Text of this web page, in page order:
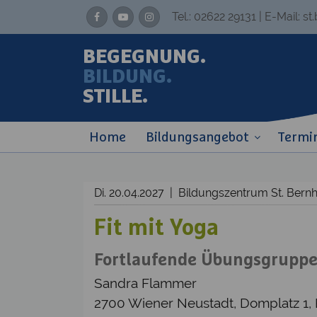
Tel.: 02622 29131 | E-Mail:
BEGEGNUNG.
BILDUNG.
STILLE.
Home Bildungsangebot
Di. 20.04.2027 | Bildungszentrum St.
Fit mit Yoga
Fortlaufende
Sandra Flammer
2700 Wiener Neustadt, Domplatz